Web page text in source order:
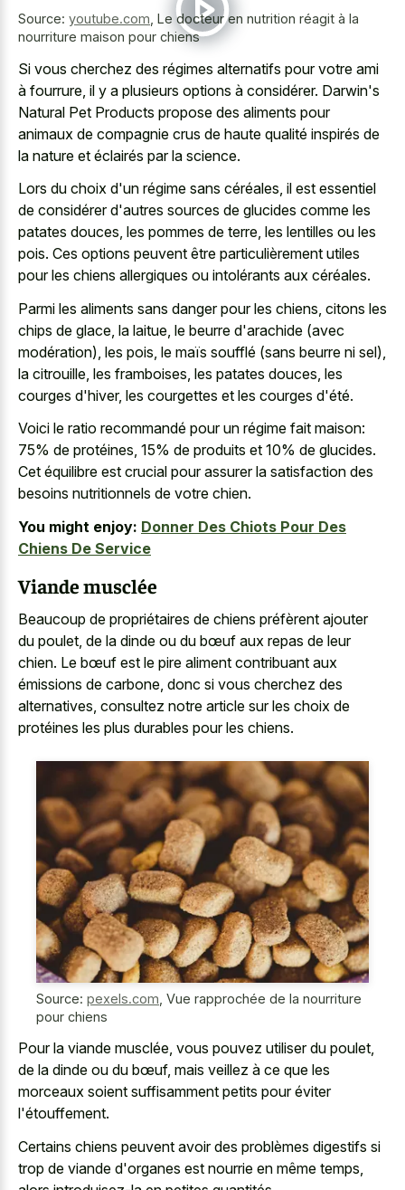
Source: youtube.com Le docteur en nutrition réagit à la
nourriture maison pour chiens
Si vous cherchez des régimes alternatifs pour votre ami
à fourrure, il y a plusieurs options à considérer. Darwin's
Natural Pet Products propose des aliments pour
animaux de compagnie crus de haute qualité inspirés de
la nature et éclairés par la science.
Lors du choix d'un régime sans céréales, il est essentiel
de considérer d'autres sources de glucides comme les
patates douces, les pommes de terre, les lentilles ou les
pois. Ces options peuvent être particulièrement utiles
pour les chiens allergiques ou intolérants aux céréales.
Parmi les aliments sans danger pour les chiens, citons les
chips de glace, la laitue, le beurre d'arachide (avec
modération), les pois, le maïs soufflé (sans beurre ni sel),
la citrouille, les framboises, les patates douces, les
courges d'hiver, les courgettes et les courges d'été.
Voici le ratio recommandé pour un régime fait maison:
75% de protéines, 15% de produits et 10% de glucides.
Cet équilibre est crucial pour assurer la satisfaction des
besoins nutritionnels de votre chien.
You might enjoy: Donner Des Chiots Pour Des
Chiens De Service
Viande musclée
Beaucoup de propriétaires de chiens préfèrent ajouter
du poulet, de la dinde ou du bœuf aux repas de leur
chien. Le bœuf est le pire aliment contribuant aux
émissions de carbone, donc si vous cherchez des
alternatives, consultez notre article sur les choix de
protéines les plus durables pour les chiens.
Source: pexels.com Vue rapprochée de la nourriture
pour chiens
Pour la viande musclée, vous pouvez utiliser du poulet,
de la dinde ou du bœuf, mais veillez à ce que les
morceaux soient suffisamment petits pour éviter
l'étouffement.
Certains chiens peuvent avoir des problèmes digestifs si
trop de viande d'organes est nourrie en même temps,